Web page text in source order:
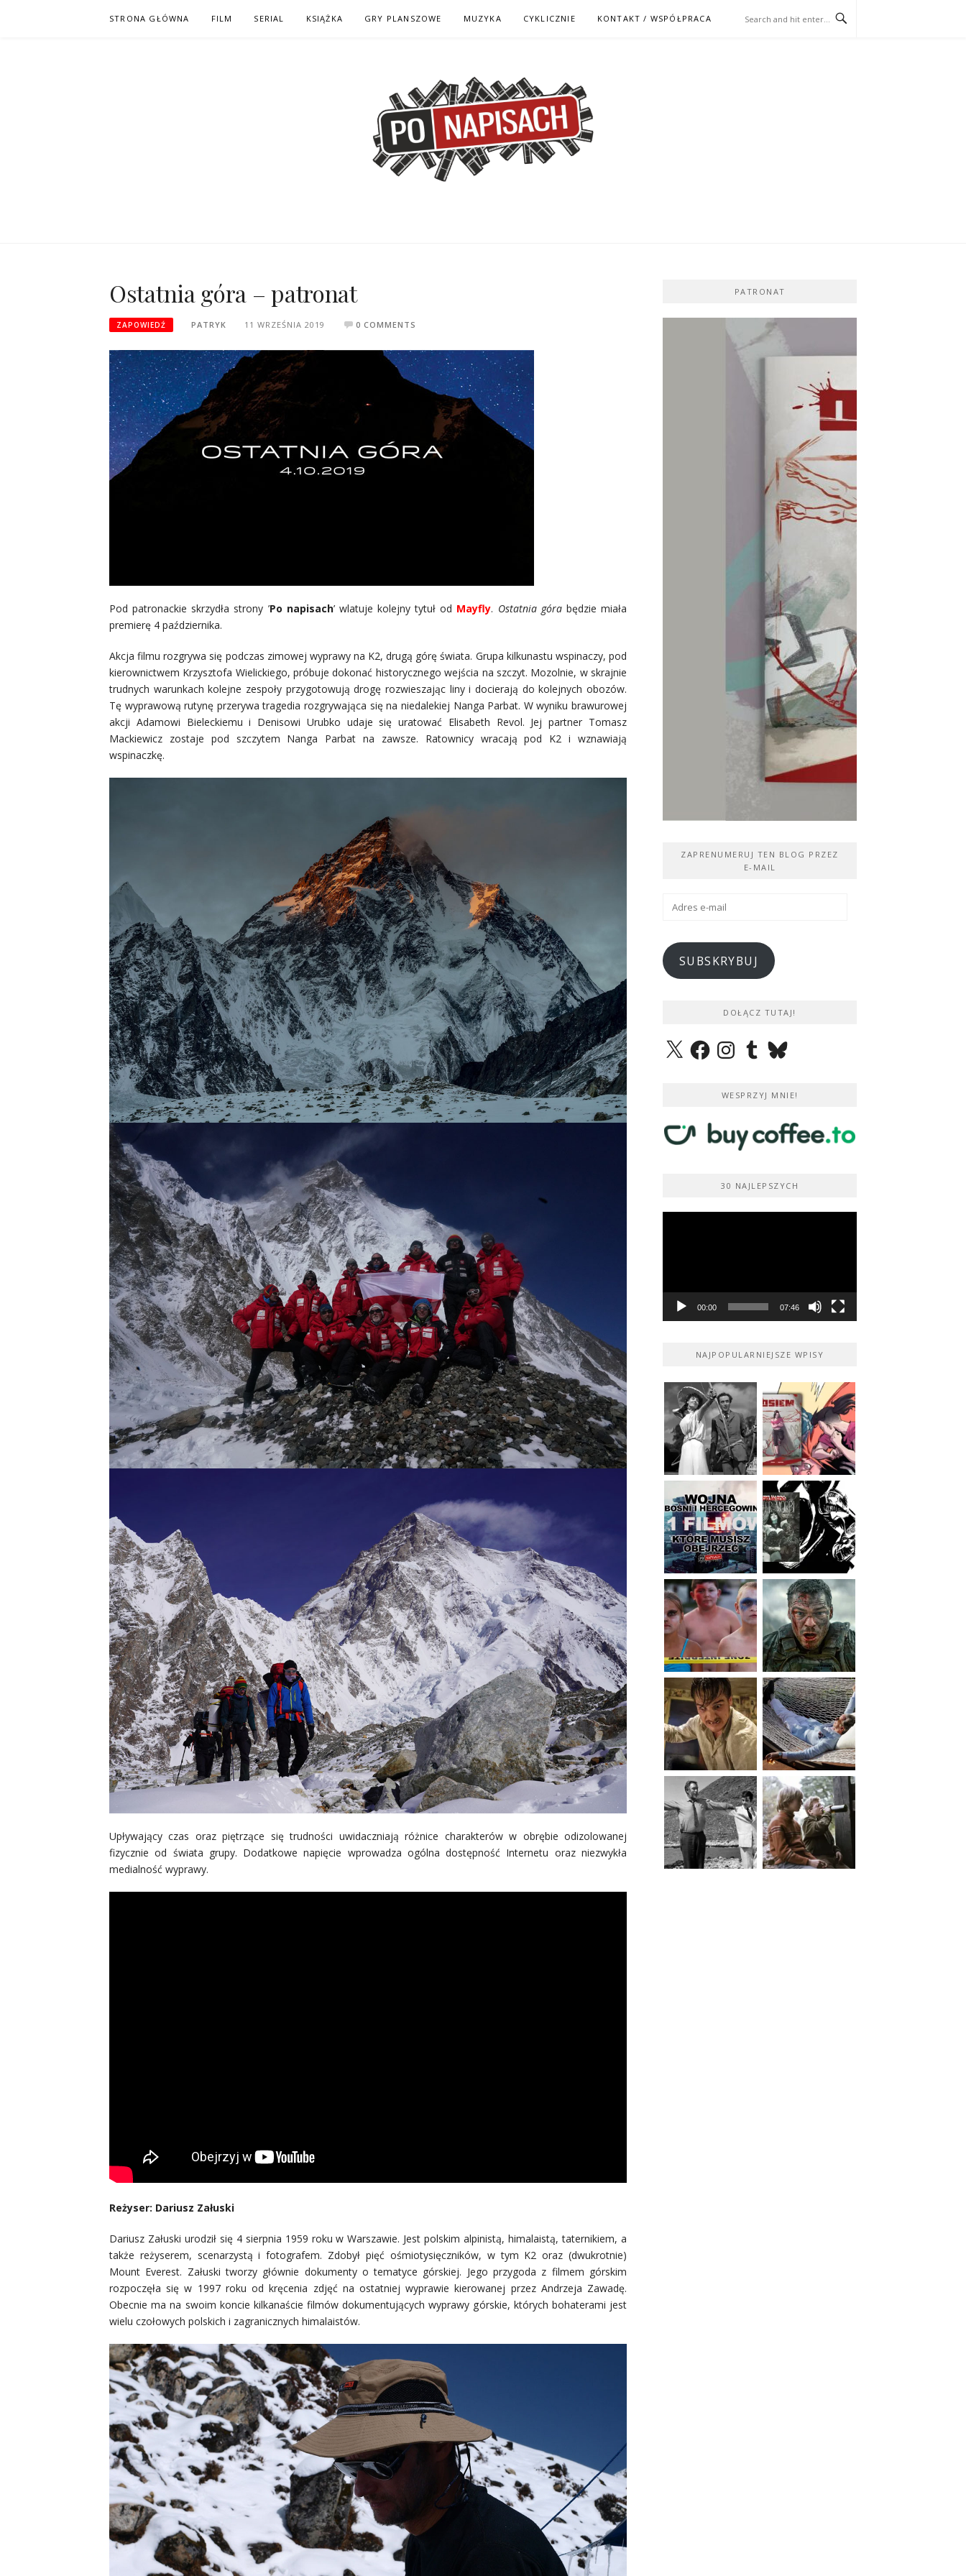
STRONA GŁÓWNA FILM SERIAL KSIĄŻKA GRY PLANSZOWE MUZYKA CYKLICZNIE KONTAKT / WSPÓŁPRACA
Ostatnia góra – patronat
ZAPOWIEDŹ PATRYK 11 WRZEŚNIA 2019 0 COMMENTS
Pod patronackie skrzydła strony ’Po napisach’ wlatuje kolejny tytuł od Mayfly. Ostatnia górabędzie miała
premierę 4 października.
Akcja filmu rozgrywa się podczas zimowej wyprawy na K2, drugą górę świata. Grupa kilkunastu wspinaczy, pod
kierownictwem Krzysztofa Wielickiego, próbuje dokonać historycznego wejścia na szczyt. Mozolnie, w skrajnie
trudnych warunkach kolejne zespoły przygotowują drogę rozwieszając liny i docierają do kolejnych obozów.
Tę wyprawową rutynę przerywa tragedia rozgrywająca się na niedalekiej Nanga Parbat. W wyniku brawurowej
akcji Adamowi Bieleckiemu i Denisowi Urubko udaje się uratować Elisabeth Revol. Jej partner Tomasz
Mackiewicz zostaje pod szczytem Nanga Parbat na zawsze. Ratownicy wracają pod K2 i wznawiają
wspinaczkę.
Upływający czas oraz piętrzące się trudności uwidaczniają różnice charakterów w obrębie odizolowanej
fizycznie od świata grupy. Dodatkowe napięcie wprowadza ogólna dostępność Internetu oraz niezwykła
medialność wyprawy.
Reżyser: Dariusz Załuski
Dariusz Załuski urodził się 4 sierpnia 1959 roku w Warszawie. Jest polskim alpinistą, himalaistą, taternikiem, a
także reżyserem, scenarzystą i fotografem. Zdobył pięć ośmiotysięczników, w tym K2 oraz (dwukrotnie)
Mount Everest. Załuski tworzy głównie dokumenty o tematyce górskiej. Jego przygoda z filmem górskim
rozpoczęła się w 1997 roku od kręcenia zdjęć na ostatniej wyprawie kierowanej przez Andrzeja Zawadę.
Obecnie ma na swoim koncie kilkanaście filmów dokumentujących wyprawy górskie, których bohaterami jest
wielu czołowych polskich i zagranicznych himalaistów.
PATRONAT
ZAPRENUMERUJ TEN BLOG PRZEZ
E-MAIL
Adres
SUBSKRYBUJ
DOŁĄCZ TUTAJ!
X FacebookInstagramTumblrBluesky
WESPRZYJ MNIE!
30 NAJLEPSZYCH
00:00 07:46
NAJPOPULARNIEJSZE WPISY